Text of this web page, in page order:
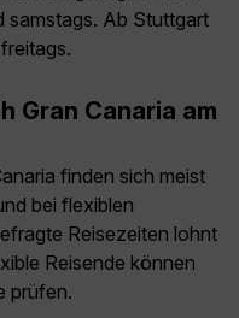
samstags. Ab Stuttgart
Gran Canaria am
finden sich meist
bei flexiblen
Reisezeiten lohnt
Reisende können
prüfen.